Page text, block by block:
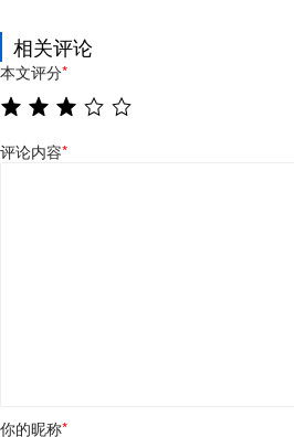
相关评论
本文评分*
评论内容*
你的昵称*